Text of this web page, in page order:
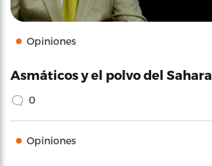
Opiniones
Asmáticos y el polvo del Sahara
0
Opiniones